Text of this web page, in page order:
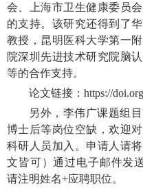
会、上海市卫生健康委员
的支持。该研究还得到了
教授，昆明医科大学第一
院深圳先进技术研究院脑
等的合作支持。
论文链接：https://
另外，李伟广课题组
博士后等岗位空缺，欢迎
科研人员加入。申请人请
文皆可）通过电子邮件发
请注明姓名+应聘职位。